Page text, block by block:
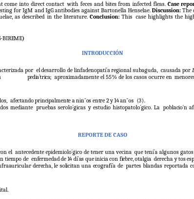
come into direct contact with feces and bites from infected fleas. Case
for IgM and IgG antibodies against Bartonella Henselae.Discussion:The
as described in the literature.Conclusion:This case highlights the
BIREME)
INTRODUCCIÓN
por eldesarrollo de linfadenopatí´a regional subaguda, causada por
pedia´trica; aproximadamente el 55% de los casos ocurre en
afectandoprincipalmente anin˜os entre 2y14an˜os (3).
mediante pruebas serolo´gicas y estudio histopatolo´gico. La poblacio´n
REPORTE DE CASO
el antecedente epidemiolo´gico de tener una vecina que tení´a algunos
tiempo de enfermedadde 14 dí´as queinicia con fiebre,otalgia derechaytos
derecha, le solicitan una ecografí´a de partes blandas reportada